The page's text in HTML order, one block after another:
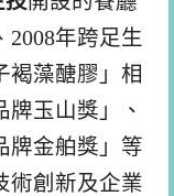
2008年跨足生
褐藻醣膠」相
玉山獎」、
牌金舶獎」等
術創新及企業